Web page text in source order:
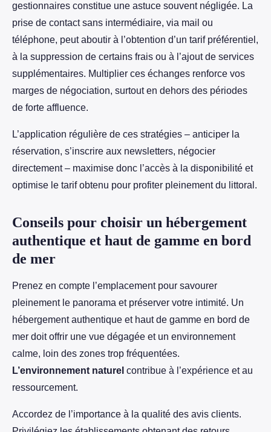
gestionnaires constitue une astuce souvent négligée. La
prise de contact sans intermédiaire, via mail ou
téléphone, peut aboutir à l’obtention d’un tarif préférentiel,
à la suppression de certains frais ou à l’ajout de services
supplémentaires. Multiplier ces échanges renforce vos
marges de négociation, surtout en dehors des périodes
de forte affluence.
L’application régulière de ces stratégies – anticiper la
réservation, s’inscrire aux newsletters, négocier
directement – maximise donc l’accès à la disponibilité et
optimise le tarif obtenu pour profiter pleinement du littoral.
Conseils pour choisir un hébergement
authentique et haut de gamme en bord
de mer
Prenez en compte l’emplacement pour savourer
pleinement le panorama et préserver votre intimité. Un
hébergement authentique et haut de gamme en bord de
mer doit offrir une vue dégagée et un environnement
calme, loin des zones trop fréquentées.
L’environnement naturel contribue à l’expérience et au
ressourcement.
Accordez de l’importance à la qualité des avis clients.